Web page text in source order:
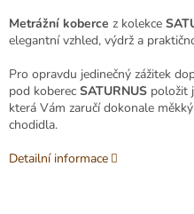
Metrážní koberce z kolekce
elegantní vzhled, výdrž a
Pro opravdu jedinečný zážitek
pod koberec SATURNUS položit
která Vám zaručí dokonale
chodidla.
Detailní informace